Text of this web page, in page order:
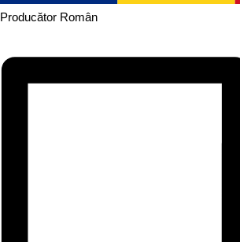
Producător Român